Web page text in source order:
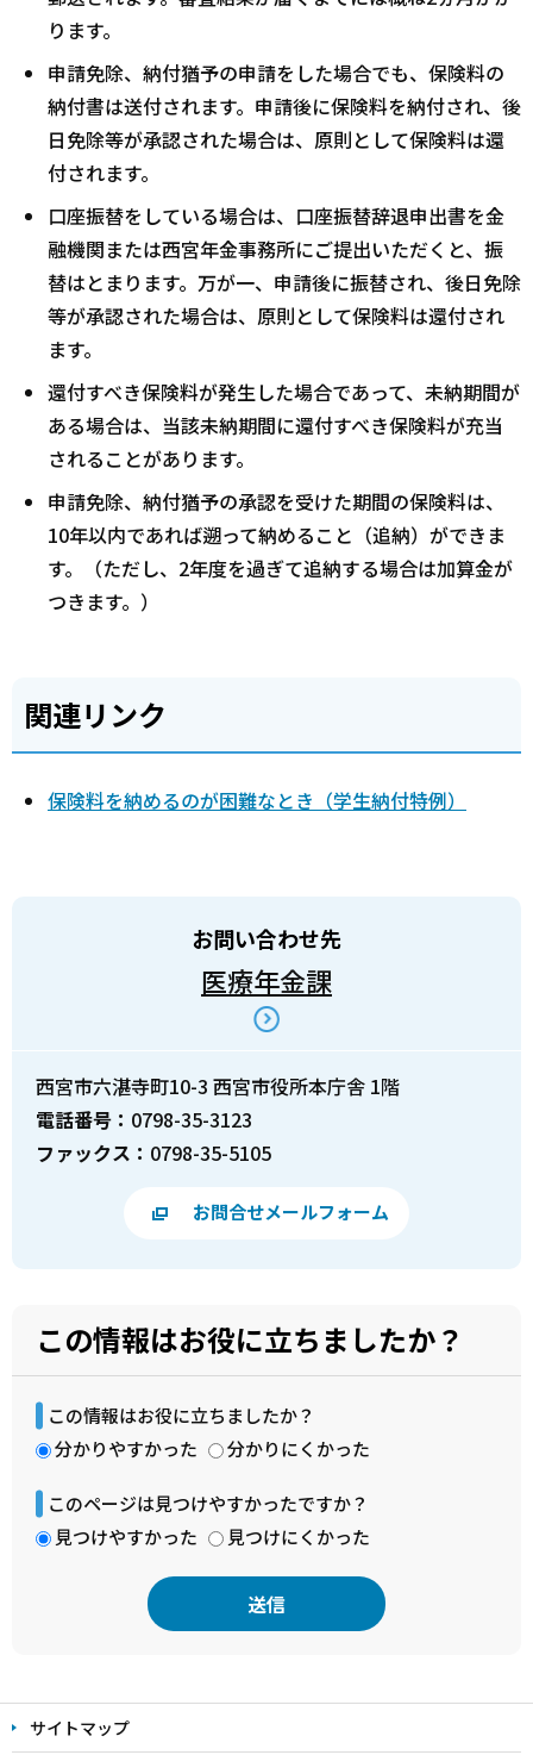
ります。
申請免除、納付猶予の申請をした場合でも、保険料の
納付書は送付されます。申請後に保険料を納付され、後
日免除等が承認された場合は、原則として保険料は還
付されます。
口座振替をしている場合は、口座振替辞退申出書を金
融機関または西宮年金事務所にご提出いただくと、振
替はとまります。万が一、申請後に振替され、後日免除
等が承認された場合は、原則として保険料は還付され
ます。
還付すべき保険料が発生した場合であって、未納期間が
ある場合は、当該未納期間に還付すべき保険料が充当
されることがあります。
申請免除、納付猶予の承認を受けた期間の保険料は、
10年以内であれば遡って納めること（追納）ができま
す。（ただし、2年度を過ぎて追納する場合は加算金が
つきます。）
関連リンク
保険料を納めるのが困難なとき（学生納付特例）
お問い合わせ先
医療年金課
西宮市六湛寺町10-3 西宮市役所本庁舎 1階
電話番号： 0798-35-3123
ファックス： 0798-35-5105
お問合せメールフォーム
この情報はお役に立ちましたか？
この情報はお役に立ちましたか？
分かりやすかった
分かりにくかった
このページは見つけやすかったですか？
見つけやすかった
見つけにくかった
文
こ サイトマップ